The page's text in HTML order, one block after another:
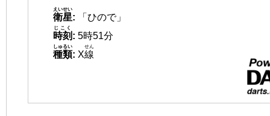
衛星
えいせい
:
「ひので」
時刻
じこく
: 5時51分
種類
しゅるい
: X線
せん